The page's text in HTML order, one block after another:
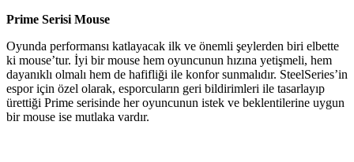
Prime Serisi Mouse
Oyunda performansı katlayacak ilk ve önemli şeylerden biri elbette
ki mouse’tur. İyi bir mouse hem oyuncunun hızına yetişmeli, hem
dayanıklı olmalı hem de hafifliği ile konfor sunmalıdır. SteelSeries’in
espor için özel olarak, esporcuların geri bildirimleri ile tasarlayıp
ürettiği Prime serisinde her oyuncunun istek ve beklentilerine uygun
bir mouse ise mutlaka vardır.